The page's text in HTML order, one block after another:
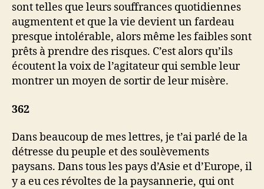
sont telles que leurs souffrances quotidiennes
augmentent et que la vie devient un fardeau
presque intolérable, alors même les faibles sont
prêts à prendre des risques. C’est alors qu’ils
écoutent la voix de l’agitateur qui semble leur
montrer un moyen de sortir de leur misère.
362
Dans beaucoup de mes lettres, je t’ai parlé de la
détresse du peuple et des soulèvements
paysans. Dans tous les pays d’Asie et d’Europe, il
y a eu ces révoltes de la paysannerie, qui ont